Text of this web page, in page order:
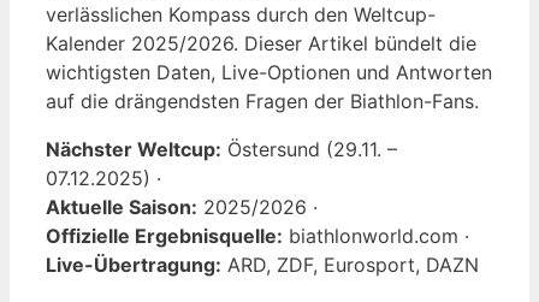
verlässlichen Kompass durch den Weltcup-
Kalender 2025/2026. Dieser Artikel bündelt die
wichtigsten Daten, Live-Optionen und Antworten
auf die drängendsten Fragen der Biathlon-Fans.
Nächster Weltcup: Östersund (29.11. –
07.12.2025) ·
Aktuelle Saison: 2025/2026 ·
Offizielle Ergebnisquelle: biathlonworld.com ·
Live-Übertragung: ARD, ZDF, Eurosport, DAZN